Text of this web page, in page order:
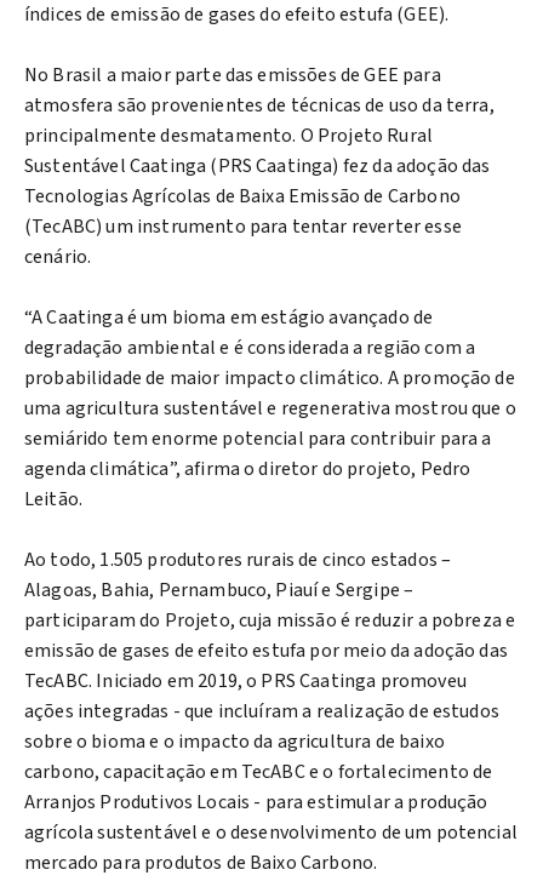
índices de emissão de gases do efeito estufa (GEE).
No Brasil a maior parte das emissões de GEE para
atmosfera são provenientes de técnicas de uso da terra,
principalmente desmatamento. O Projeto Rural
Sustentável Caatinga (PRS Caatinga) fez da adoção das
Tecnologias Agrícolas de Baixa Emissão de Carbono
(TecABC) um instrumento para tentar reverter esse
cenário.
“A Caatinga é um bioma em estágio avançado de
degradação ambiental e é considerada a região com a
probabilidade de maior impacto climático. A promoção de
uma agricultura sustentável e regenerativa mostrou que o
semiárido tem enorme potencial para contribuir para a
agenda climática”, afirma o diretor do projeto, Pedro
Leitão.
Ao todo, 1.505 produtores rurais de cinco estados –
Alagoas, Bahia, Pernambuco, Piauí e Sergipe –
participaram do Projeto, cuja missão é reduzir a pobreza e
emissão de gases de efeito estufa por meio da adoção das
TecABC. Iniciado em 2019, o PRS Caatinga promoveu
ações integradas - que incluíram a realização de estudos
sobre o bioma e o impacto da agricultura de baixo
carbono, capacitação em TecABC e o fortalecimento de
Arranjos Produtivos Locais - para estimular a produção
agrícola sustentável e o desenvolvimento de um potencial
mercado para produtos de Baixo Carbono.